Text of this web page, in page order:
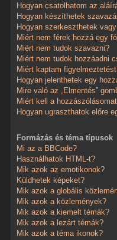
Hogyan csatolhatom az
Hogyan készíthetek
Hogyan szerkeszthetek
Miért nem férek hozzá egy
Miért nem tudok szavazni?
Miért nem tudok hozzáadni
Miért kaptam
Hogyan jelenthetek egy
Mire való az „Elmentés”
Miért kell a
Hogyan ugraszthatok előre
Formázás és téma típusok
Mi az a BBCode?
Használhatok HTML-t?
Mik azok az emotikonok?
Küldhetek képeket?
Mik azok a globális
Mik azok a közlemények?
Mik azok a kiemelt témák?
Mik azok a lezárt témák?
Mik azok a téma ikonok?